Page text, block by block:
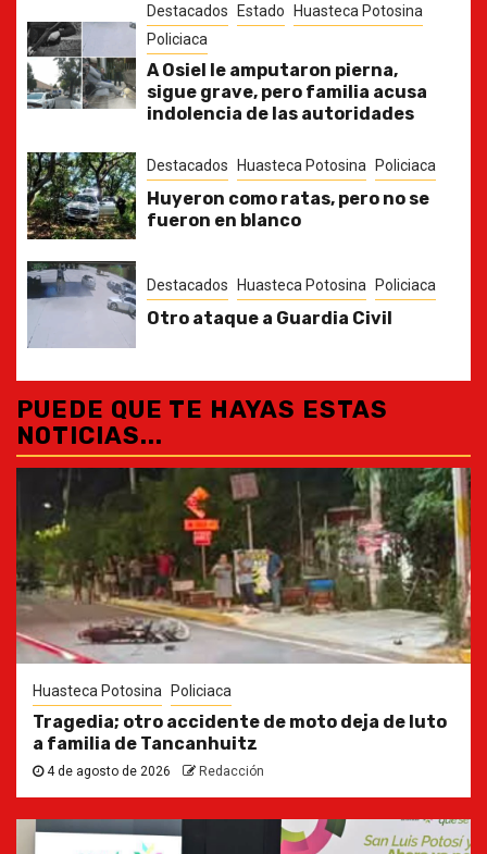
Destacados Estado
Huasteca Potosina
Policiaca
A Osiel le amputaron pierna,
sigue grave, pero familia acusa
indolencia de las autoridades
Destacados Huasteca Potosina Policiaca
Huyeron como ratas, pero no se
fueron en blanco
Destacados Huasteca Potosina Policiaca
Otro ataque a Guardia Civil
PUEDE QUE TE HAYAS ESTAS
NOTICIAS...
Huasteca Potosina Policiaca
Tragedia; otro accidente de moto deja de luto
a familia de Tancanhuitz
4 de agosto de 2026 Redacción